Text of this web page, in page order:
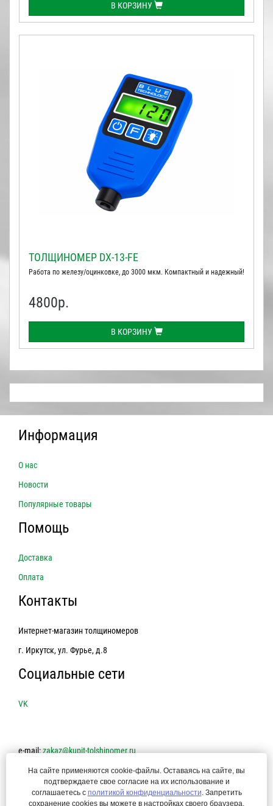
В КОРЗИНУ
ТОЛЩИНОМЕР DX-13-FE
Работа по железу/оцинковке, до 3000 мкм. Компактный и надежный!
4800р.
В КОРЗИНУ
Информация
О нас
Новости
Популярные товары
Помощь
Доставка
Оплата
Контакты
Интернет-магазин толщиномеров
г. Иркутск, ул. Фурье, д.8
Социальные сети
VK
e-mail:zakaz@kupit-tolshinomer.ru
8-800-250-45-74
На сайте применяются cookie-файлы. Оставаясь на сайте, вы
подтверждаете свое согласие на их использование и
соглашаетесь с политикой конфиденциальности. Запретить
сохранение cookies вы можете в настройках своего браузера.